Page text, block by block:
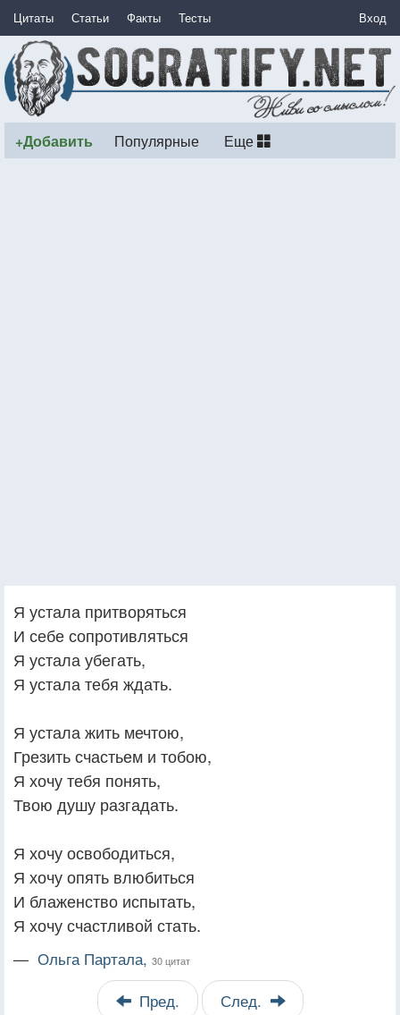
Цитаты Статьи Факты Тесты Вход
+Добавить Популярные Еще
Я устала притворяться
И себе сопротивляться
Я устала убегать,
Я устала тебя ждать.
Я устала жить мечтою,
Грезить счастьем и тобою,
Я хочу тебя понять,
Твою душу разгадать.
Я хочу освободиться,
Я хочу опять влюбиться
И блаженство испытать,
Я хочу счастливой стать.
— Ольга Партала, 30 цитат
Пред. След.